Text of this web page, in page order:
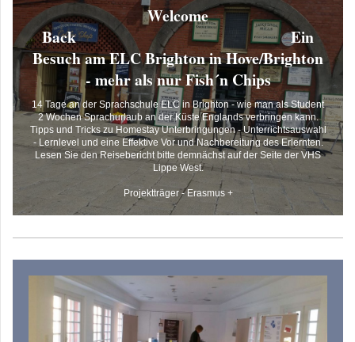
Welcome
Back Ein
Besuch am ELC Brighton in Hove/Brighton
- mehr als nur Fish´n Chips
14 Tage an der Sprachschule ELC in Brighton - wie man als Student
2 Wochen Sprachurlaub an der Küste Englands verbringen kann.
Tipps und Tricks zu Homestay Unterbringungen - Unterrichtsauswahl
- Lernlevel und eine Effektive Vor und Nachbereitung des Erlernten.
Lesen Sie den Reisebericht bitte demnächst auf der Seite der VHS
Lippe West.
Projektträger - Erasmus +